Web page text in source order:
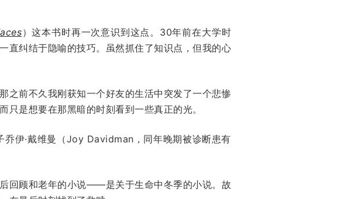
）这本书时再一次意识到这点。30年前在大学时
直纠结于隐喻的技巧。虽然抓住了知识点，但我的心
之前不久我刚获知一个好友的生活中突发了一个悲惨
是想要在那黑暗的时刻看到一些真正的光。
乔伊·戴维曼（Joy Davidman，同年晚期被诊断患有
回顾和老年的小说——是关于生命中冬季的小说。故